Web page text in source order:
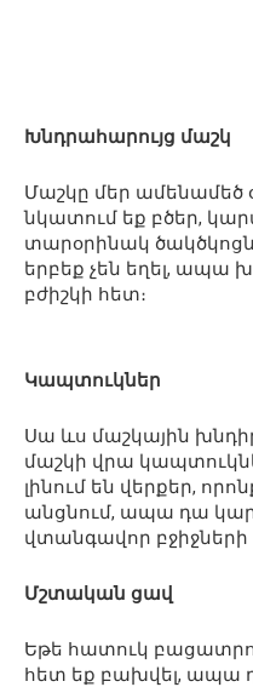
Խնդրահարույց մաշկ
Մաշկը մեր ամենամեծ
նկատում եք բծեր,
տարօրինակ
երբեք չեն եղել, ապա
բժիշկի հետ։
Կապտուկներ
Սա ևս մաշկային
մաշկի վրա
լինում են վերքեր,
անցնում, ապա դա
վտանգավոր բջիջների
Մշտական ցավ
Եթե հատուկ
հետ եք բախվել, ապա